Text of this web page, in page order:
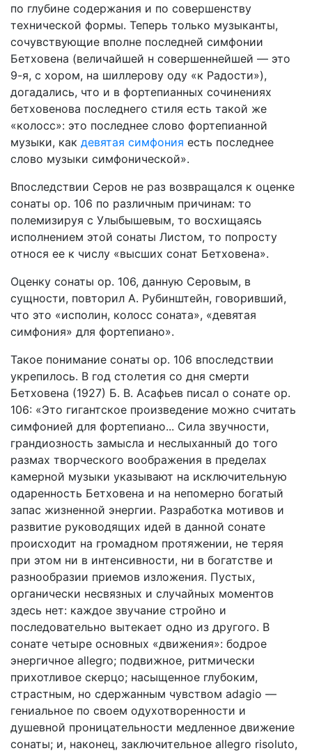
по глубине содержания и по совершенству
технической формы. Теперь только музыканты,
сочувствующие вполне последней симфонии
Бетховена (величайшей н совершеннейшей — это
9-я, с хором, на шиллерову оду «к Радости»),
догадались, что и в фортепианных сочинениях
бетховенова последнего стиля есть такой же
«колосс»: это последнее слово фортепианной
музыки, как девятая симфония есть последнее
слово музыки симфонической».
Впоследствии Серов не раз возвращался к оценке
сонаты ор. 106 по различным причинам: то
полемизируя с Улыбышевым, то восхищаясь
исполнением этой сонаты Листом, то попросту
относя ее к числу «высших сонат Бетховена».
Оценку сонаты ор. 106, данную Серовым, в
сущности, повторил А. Рубинштейн, говоривший,
что это «исполин, колосс соната», «девятая
симфония» для фортепиано».
Такое понимание сонаты ор. 106 впоследствии
укрепилось. В год столетия со дня смерти
Бетховена (1927) Б. В. Асафьев писал о сонате ор.
106: «Это гигантское произведение можно считать
симфонией для фортепиано... Сила звучности,
грандиозность замысла и неслыханный до того
размах творческого воображения в пределах
камерной музыки указывают на исключительную
одаренность Бетховена и на непомерно богатый
запас жизненной энергии. Разработка мотивов и
развитие руководящих идей в данной сонате
происходит на громадном протяжении, не теряя
при этом ни в интенсивности, ни в богатстве и
разнообразии приемов изложения. Пустых,
органически несвязных и случайных моментов
здесь нет: каждое звучание стройно и
последовательно вытекает одно из другого. В
сонате четыре основных «движения»: бодрое
энергичное allegro; подвижное, ритмически
прихотливое скерцо; насыщенное глубоким,
страстным, но сдержанным чувством adagio —
гениальное по своем одухотворенности и
душевной проницательности медленное движение
сонаты; и, наконец, заключительное allegro risoluto,